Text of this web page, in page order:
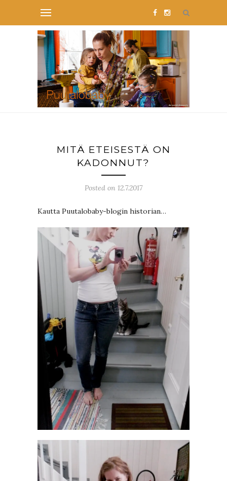
MITÄ ETEISESTÄ ON
KADONNUT?
Posted on 12.7.2017
Kautta Puutalobaby-blogin historian…